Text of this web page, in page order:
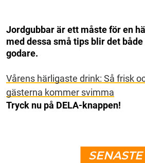
Jordgubbar är ett måste för en
med dessa små tips blir det
godare.
Vårens härligaste drink: Så frisk
gästerna kommer svimma
Tryck nu på DELA-knappen!
SENASTE